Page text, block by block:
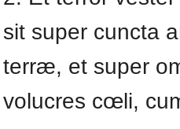
sit super cuncta
terræ, et super
volucres cœli,